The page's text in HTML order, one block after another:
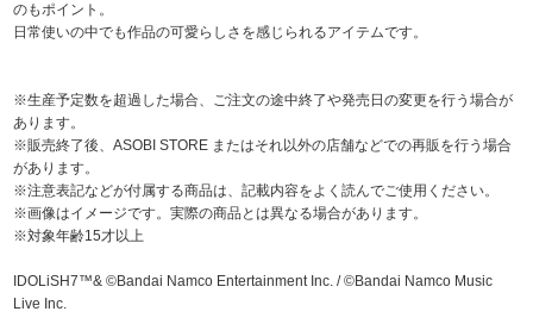
ラブライブ！スーパースター!!
モフモフパレード
のもポイント。
日常使いの中でも作品の可愛らしさを感じられるアイテムです。
※生産予定数を超過した場合、ご注文の途中終了や発売日の変更を行う場合が
あります。
※販売終了後、ASOBI STORE またはそれ以外の店舗などでの再販を行う場合
があります。
※注意表記などが付属する商品は、記載内容をよく読んでご使用ください。
※画像はイメージです。実際の商品とは異なる場合があります。
※対象年齢15才以上
IDOLiSH7™& ©Bandai Namco Entertainment Inc. / ©Bandai Namco Music
Live Inc.